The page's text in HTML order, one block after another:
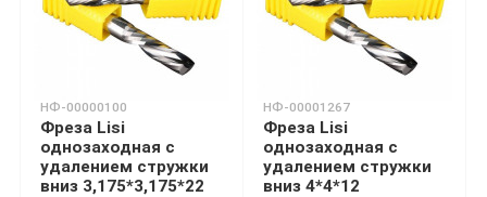
НФ-00000100
Фреза Lisi
однозаходная с
удалением стружки
вниз 3,175*3,175*22
НФ-00001267
Фреза Lisi
однозаходная с
удалением стружки
вниз 4*4*12